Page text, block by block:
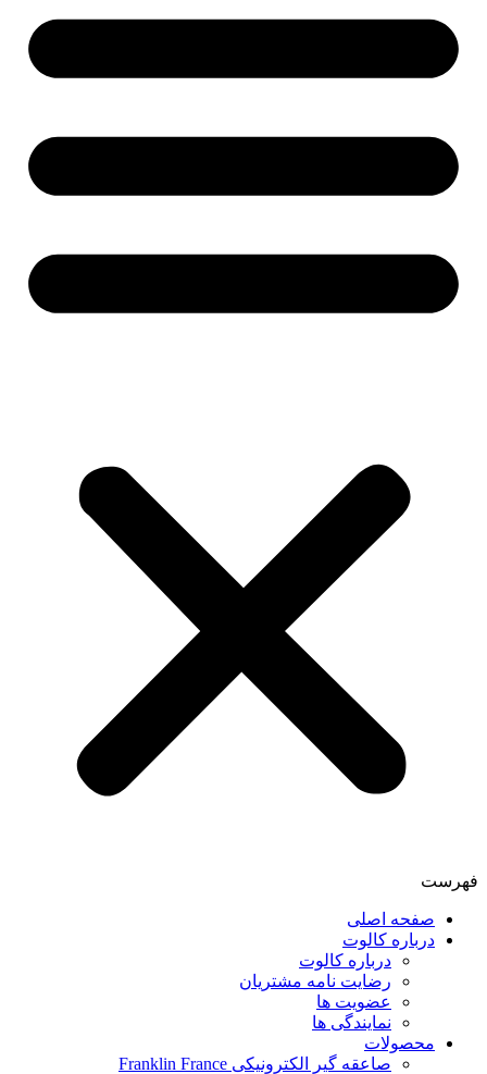
فهرست
صفحه اصلی
درباره کالوت
درباره کالوت
رضایت نامه مشتریان
عضویت ها
نمایندگی ها
محصولات
صاعقه گیر الکترونیکی Franklin France